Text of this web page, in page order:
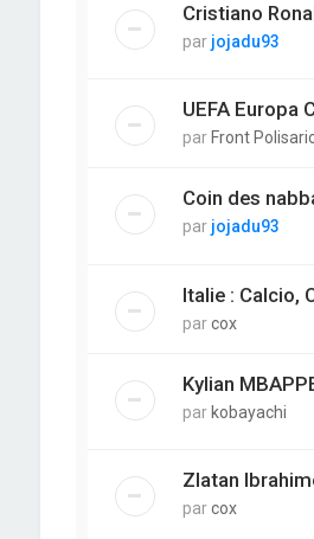
Cristiano
par jojadu93
UEFA Europa
par Front
Coin des
par jojadu93
Italie : Calcio,
parcox
Kylian
par kobayachi
Zlatan
parcox